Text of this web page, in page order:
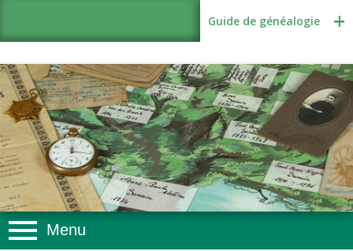
Guide de généalogie
Menu